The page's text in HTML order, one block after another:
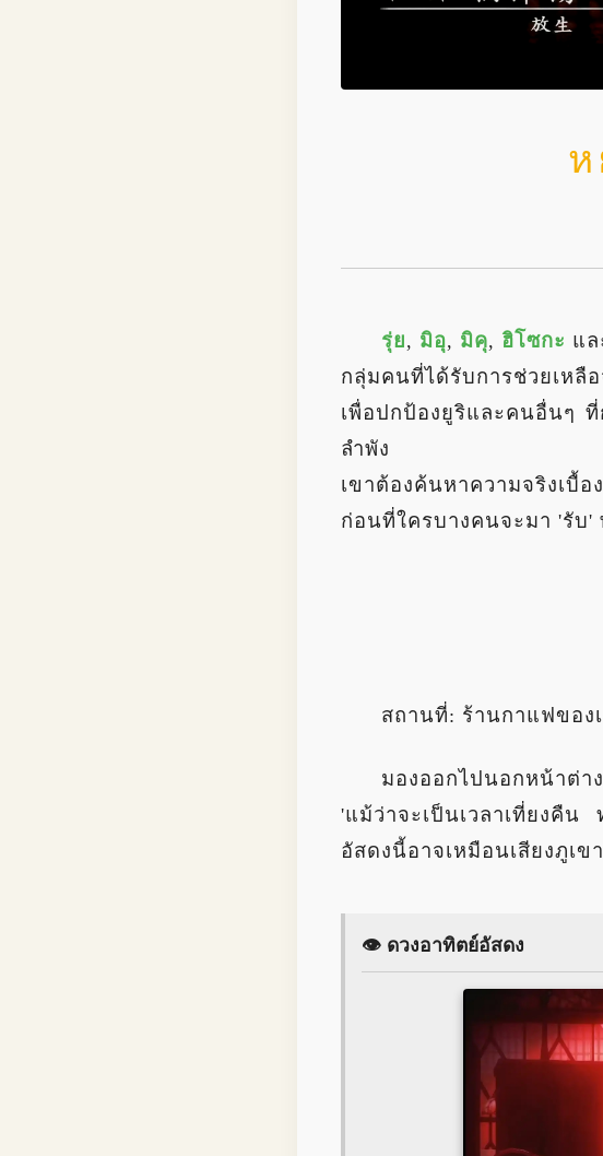
รุ่ย, มิอุ, มิคุ, ฮิโซกะ แล
กลุ่มคนที่ได้รับการช่วยเหลื
เพื่อปกป้องยูริและคนอื่นๆ ที่
ลำพัง
เขาต้องค้นหาความจริงเบื้
ก่อนที่ใครบางคนจะมา 'รับ'
สถานที่: ร้านกาแฟของ
มองออกไปนอกหน้าต่า
'แม้ว่าจะเป็นเวลาเที่ยงคืน
อัสดงนี้อาจเหมือนเสียงภูเ
👁️ ดวงอาทิตย์อัสดง